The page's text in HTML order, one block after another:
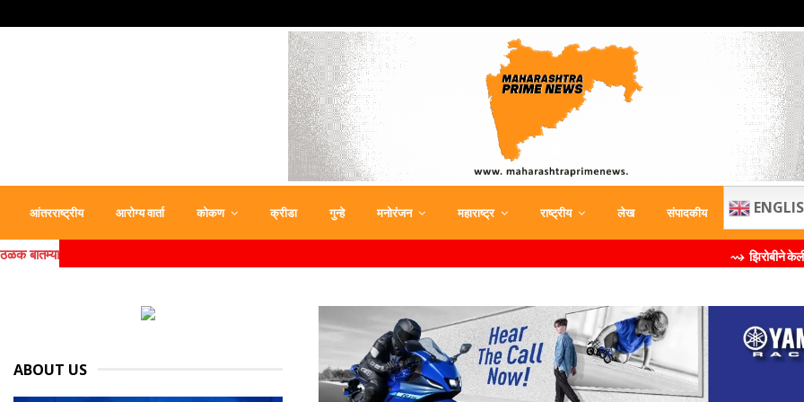
आंतरराष्ट्रीय आरोग्य वार्ता कोकण क्रीडा गुन्हे मनोरंजन महाराष्ट्र राष्ट्रीय लेख संपादकीय
ठळक बातम्या ⇝ झिरोबीने केली मिलिंद सोमण
ABOUT US